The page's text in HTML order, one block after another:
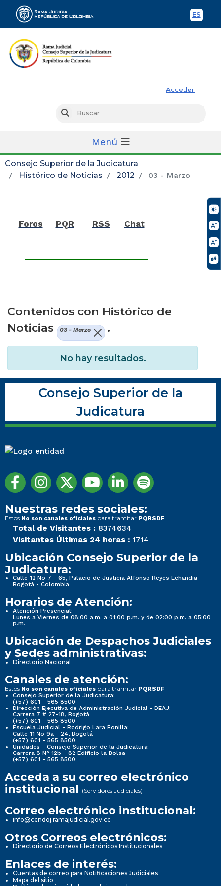
ES
Acceder
Buscar
Menú
Consejo Superior de la Judicatura
Histórico de Noticias
2012 03 - Marzo
Foros PQR RSS Chat
Contenidos con Histórico de
Noticias
03 - Marzo .
No hay resultados.
Consejo Superior de la
Judicatura
Nuestras redes sociales:
Estos No son canales oficiales para tramitar PQRSDF
Total de Visitantes : 8374634
Visitantes Últimas 24 horas : 1714
Ubicación Consejo Superior de la
Judicatura:
Calle 12 No 7 - 65, Palacio de Justicia Alfonso Reyes Echandía
Bogotá - Colombia
Horarios de Atención:
Atención Presencial:
Lunes a Viernes de 08:00 a.m. a 01:00 p.m. y de 02:00 p.m. a 05:00
p.m.
Ubicación de Despachos Judiciales
y Sedes administrativas:
Directorio Nacional
Canales de atención:
Estos No son canales oficiales para tramitar PQRSDF
Consejo Superior de la Judicatura:
(+57) 601 - 565 8500
Dirección Ejecutiva de Administración Judicial - DEAJ:
Carrera 7 # 27-18, Bogotá
(+57) 601 - 565 8500
Escuela Judicial - Rodrigo Lara Bonilla:
Calle 11 No 9a - 24, Bogotá
(+57) 601 - 565 8500
Unidades - Consejo Superior de la Judicatura:
Carrera 8 N° 12b - 82 Edificio la Bolsa
(+57) 601 - 565 8500
Acceda a su correo electrónico
institucional (Servidores Judiciales)
Correo electrónico institucional:
info@cendoj.ramajudicial.gov.co
Otros Correos electrónicos:
Directorio de Correos Electrónicos Institucionales
Enlaces de interés:
Cuentas de correo para Notificaciones Judiciales
Mapa del sitio